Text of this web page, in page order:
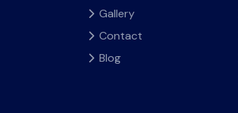
Gallery
Contact
Blog